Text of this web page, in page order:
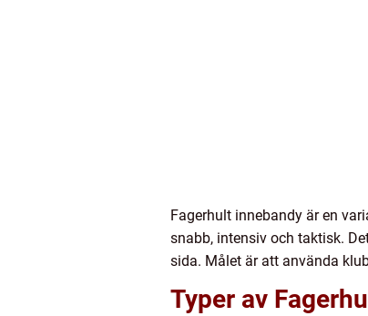
Fagerhult innebandy är en
snabb, intensiv och taktisk.
sida. Målet är att använda
Typer av